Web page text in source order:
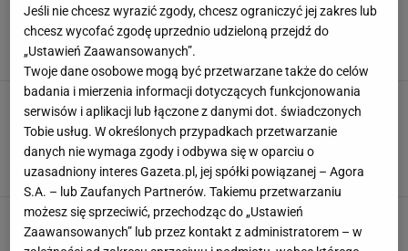
ćwiczenia na utratę wagi
DIETA ODCHUDZAJĄCA ODCHUDZANIE
UTRATA WAGI
ĆWICZENIA NA ODCHUDZANIE
Trening 10 minut dziennie i chudniesz.
Wystarczy zaledwie tyle, aby cieszyć się
pożądanymi efektami?
ODCHUDZANIE TRENING TRENING I ĆWICZENIA
ĆWICZENIA NA ODCHUDZANIE
Jeśli nie chcesz wyrazić zgody, chcesz ograniczyć jej zakres lub
chcesz wycofać zgodę uprzednio udzieloną przejdź do
„Ustawień Zaawansowanych”.
Twoje dane osobowe mogą być przetwarzane także do celów
badania i mierzenia informacji dotyczących funkcjonowania
serwisów i aplikacji lub łączone z danymi dot. świadczonych
Tobie usług. W określonych przypadkach przetwarzanie
danych nie wymaga zgody i odbywa się w oparciu o
uzasadniony interes Gazeta.pl, jej spółki powiązanej – Agora
S.A. – lub Zaufanych Partnerów. Takiemu przetwarzaniu
możesz się sprzeciwić, przechodząc do „Ustawień
Zaawansowanych” lub przez kontakt z administratorem – w